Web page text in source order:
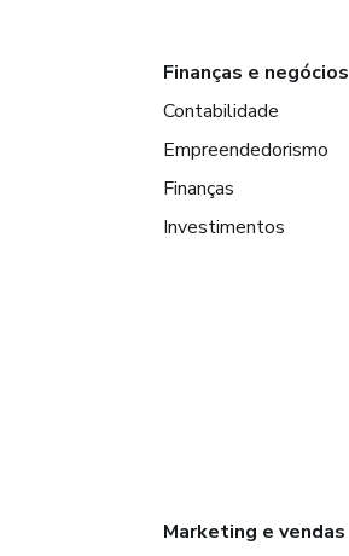
Finanças e negócios
Contabilidade
Empreendedorismo
Finanças
Investimentos
Marketing e vendas